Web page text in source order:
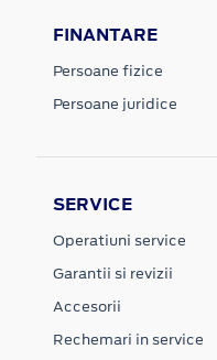
FINANTARE
Persoane fizice
Persoane juridice
SERVICE
Operatiuni service
Garantii si revizii
Accesorii
Rechemari in service